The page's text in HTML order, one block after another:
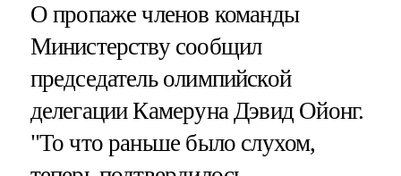
О пропаже членов команды
Министерству сообщил
председатель олимпийской
делегации Камеруна Дэвид Ойонг.
"То что раньше было слухом,